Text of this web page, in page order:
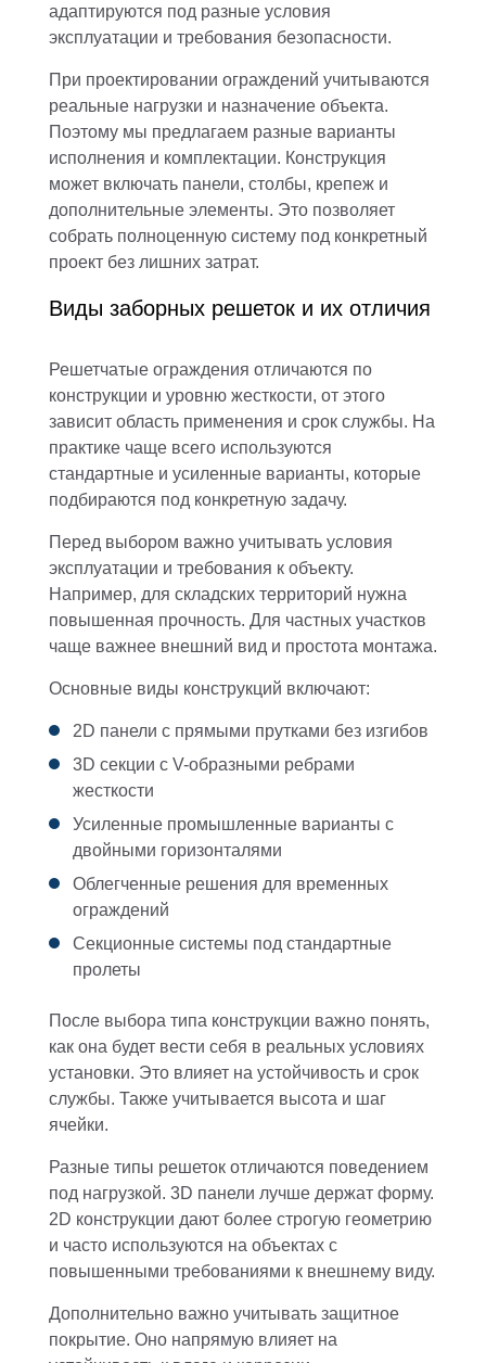
адаптируются под разные условия
эксплуатации и требования безопасности.
При проектировании ограждений учитываются
реальные нагрузки и назначение объекта.
Поэтому мы предлагаем разные варианты
исполнения и комплектации. Конструкция
может включать панели, столбы, крепеж и
дополнительные элементы. Это позволяет
собрать полноценную систему под конкретный
проект без лишних затрат.
Виды заборных решеток и их отличия
Решетчатые ограждения отличаются по
конструкции и уровню жесткости, от этого
зависит область применения и срок службы. На
практике чаще всего используются
стандартные и усиленные варианты, которые
подбираются под конкретную задачу.
Перед выбором важно учитывать условия
эксплуатации и требования к объекту.
Например, для складских территорий нужна
повышенная прочность. Для частных участков
чаще важнее внешний вид и простота монтажа.
Основные виды конструкций включают:
2D панели с прямыми прутками без изгибов
3D секции с V-образными ребрами
жесткости
Усиленные промышленные варианты с
двойными горизонталями
Облегченные решения для временных
ограждений
Секционные системы под стандартные
пролеты
После выбора типа конструкции важно понять,
как она будет вести себя в реальных условиях
установки. Это влияет на устойчивость и срок
службы. Также учитывается высота и шаг
ячейки.
Разные типы решеток отличаются поведением
под нагрузкой. 3D панели лучше держат форму.
2D конструкции дают более строгую геометрию
и часто используются на объектах с
повышенными требованиями к внешнему виду.
Дополнительно важно учитывать защитное
покрытие. Оно напрямую влияет на